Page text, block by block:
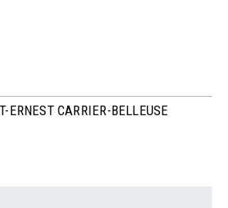
ERNEST CARRIER-BELLEUSE